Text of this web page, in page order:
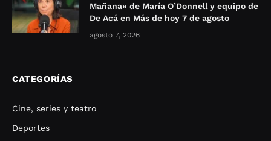
Mañana» de María O’Donnell y equipo de
De Acá en Más de hoy 7 de agosto
agosto 7, 2026
CATEGORÍAS
Cine, series y teatro
Deportes